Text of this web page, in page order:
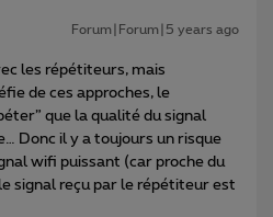
Forum|Forum|5 years ago
les répétiteurs, mais
de ces approches, le
que la qualité du signal
Donc il y a toujours un risque
wifi puissant (car proche du
signal reçu par le répétiteur est